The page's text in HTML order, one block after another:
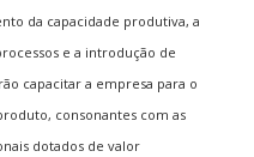
da capacidade produtiva, a
e a introdução de
capacitar a empresa para o
consonantes com as
dotados de valor